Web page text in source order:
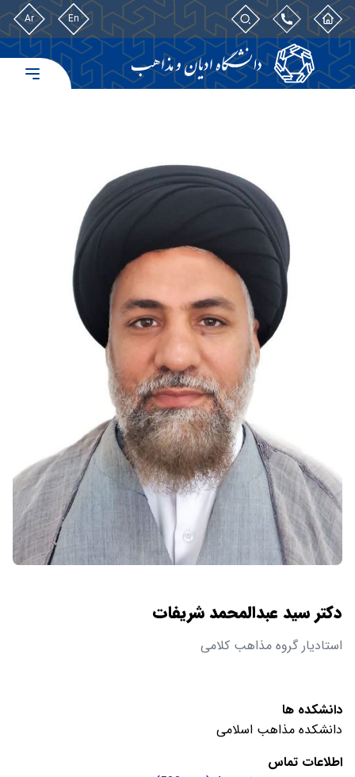
En
Ar
دکتر سید عبدالمحمد شریفات
استادیار گروه مذاهب کلامی
دانشکده ها
دانشکده مذاهب اسلامی
اطلاعات تماس